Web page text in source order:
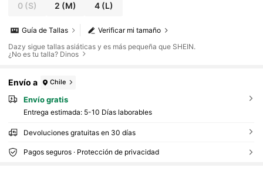
0 (S) 2 (M) 4(L)
Verificar mi tamaño
Guía de Tallas
Dazy sigue tallas asiáticas y es más pequeña que SHEIN.
¿No es tu talla? Dinos
Envío a Chile
Envío gratis
Entrega estimada: 5-10 Días laborables
Devoluciones gratuitas en 30 días
Pagos seguros · Protección de privacidad